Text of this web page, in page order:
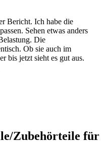
Bericht. Ich habe die
Sehen etwas anders
Die
Ob sie auch im
bis jetzt sieht es gut aus.
Zubehörteile für